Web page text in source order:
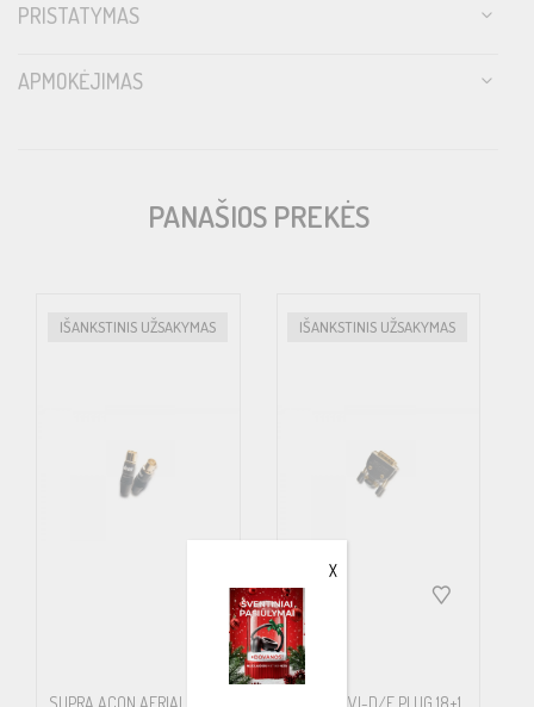
Colour:
Ice Blue
PRISTATYMAS
APMOKĖJIMAS
PANAŠIOS PREKĖS
IŠANKSTINIS UŽSAKYMAS
SUPRA ACON AERIAL PLUG
IŠANKSTINIS UŽSAKYMAS
SUPRA DVI-D/F PLUG 18+1
X